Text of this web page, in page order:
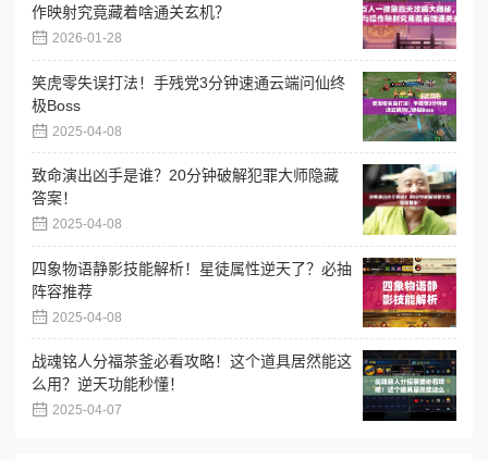
作映射究竟藏着啥通关玄机？
2026-01-28
笑虎零失误打法！手残党3分钟速通云端问仙终
极Boss
2025-04-08
致命演出凶手是谁？20分钟破解犯罪大师隐藏
答案！
2025-04-08
四象物语静影技能解析！星徒属性逆天了？必抽
阵容推荐
2025-04-08
战魂铭人分福茶釜必看攻略！这个道具居然能这
么用？逆天功能秒懂！
2025-04-07